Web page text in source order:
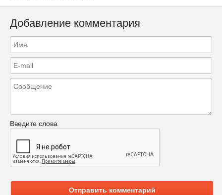
Добавление комментария
Введите слова
Отправить комментарий